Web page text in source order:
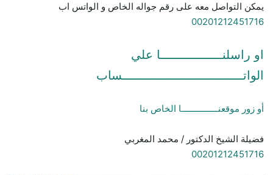
يمكن التواصل معه على رقم جواله الخاص و الواتس اب
00201212451716
او راسلنـــــــــــــــــا علي
الواتـــــــــــــــــــــــــــــــــساب
أو زور موقعنـــــــــــــــا الخاص بنا
فضيلة الشيخ الدكتور / محمد المغربي
00201212451716